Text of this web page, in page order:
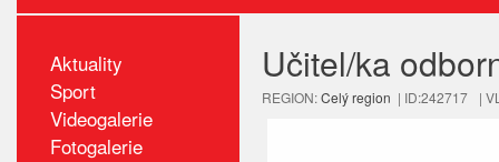
Aktuality
Sport
Videogalerie
Fotogalerie
Učitel/ka
REGION:Celý region | ID:242717 |